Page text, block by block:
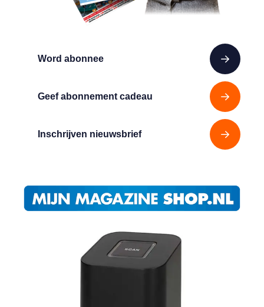
Word abonnee
Geef abonnement cadeau
Inschrijven nieuwsbrief